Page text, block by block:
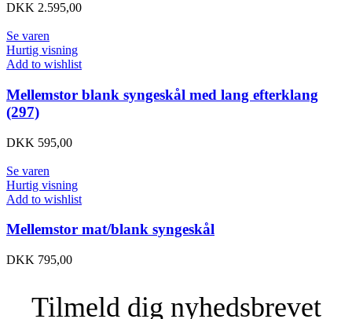
DKK 2.595,00
Se varen
Hurtig visning
Add to wishlist
Mellemstor blank syngeskål med lang efterklang
(297)
DKK 595,00
Se varen
Hurtig visning
Add to wishlist
Mellemstor mat/blank syngeskål
DKK 795,00
Tilmeld dig nyhedsbrevet